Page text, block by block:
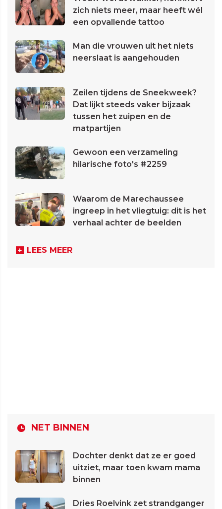
zich niets meer, maar heeft wél
een opvallende tattoo
Man die vrouwen uit het niets
neerslaat is aangehouden
Zeilen tijdens de Sneekweek?
Dat lijkt steeds vaker bijzaak
tussen het zuipen en de
matpartijen
Gewoon een verzameling
hilarische foto's #2259
Waarom de Marechaussee
ingreep in het vliegtuig: dit is het
verhaal achter de beelden
LEES MEER
NET BINNEN
Dochter denkt dat ze er goed
uitziet, maar toen kwam mama
binnen
Dries Roelvink zet strandganger